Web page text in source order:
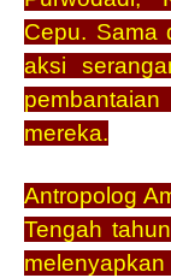
Cepu. Sama
aksi
mereka.
Antropolog
Tengah